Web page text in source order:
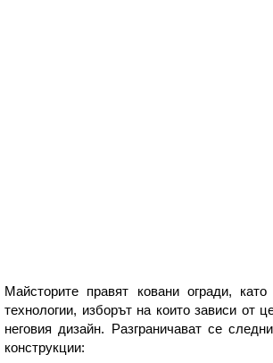
Майсторите правят ковани огради, като
технологии, изборът на които зависи от
неговия дизайн. Разграничават се
конструкции: